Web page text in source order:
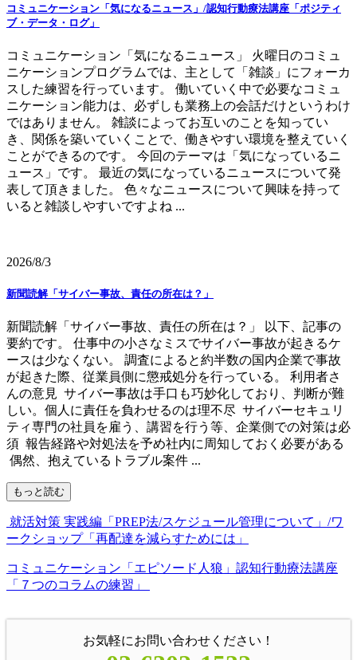
コミュニケーション「気になるニュース」/認知行動療法講座「ポジティ
ブ・データ・ログ」
コミュニケーション「気になるニュース」 火曜日のコミュ
ニケーションプログラムでは、主として「雑談」にフォーカ
スした練習を行っています。 働いていく中で必要なコミュ
ニケーション能力は、必ずしも業務上の会話だけというわけ
ではありません。 雑談によってお互いのことを知ってい
き、関係を築いていくことで、働きやすい環境を整えていく
ことができるのです。 今回のテーマは「気になっているニ
ュース」です。 最近の気になっているニュースについて発
表して頂きました。 色々なニュースについて興味を持って
いると雑談しやすいですよね ...
2026/8/3
新聞読解「サイバー事故、責任の所在は？」
新聞読解「サイバー事故、責任の所在は？」 以下、記事の
要約です。 仕事中の小さなミスでサイバー事故が起きるケ
ースは少なくない。 調査によると約半数の国内企業で事故
が起きた際、従業員側に懲戒処分を行っている。 利用者さ
んの意見 サイバー事故は手口も巧妙化しており、判断が難
しい。個人に責任を負わせるのは理不尽 サイバーセキュリ
ティ専門の社員を雇う、講習を行う等、企業側での対策は必
須 報告経路や対処法を予め社内に周知しておく必要がある
偶然、抱えているトラブル案件 ...
もっと読む
就活対策 実践編「PREP法/スケジュール管理について」/ワ
ークショップ「再配達を減らすためには」
コミュニケーション「エピソード人狼」認知行動療法講座
「７つのコラムの練習」
お気軽にお問い合わせください！